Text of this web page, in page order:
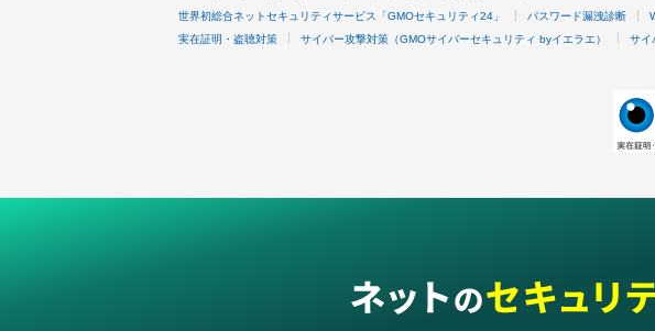
世界初総合ネットセキュリティサービス「GMOセキュリティ24」 パスワード漏洩診断
実在証明・盗聴対策 サイバー攻撃対策（GMOサイバーセキュリティ byイエラエ） サイ